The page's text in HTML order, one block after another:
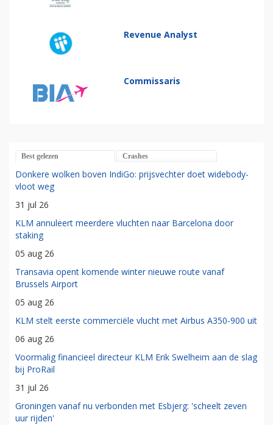
Revenue Analyst
Commissaris
Best gelezen Crashes
Donkere wolken boven IndiGo: prijsvechter doet widebody-
vloot weg
31 jul 26
KLM annuleert meerdere vluchten naar Barcelona door
staking
05 aug 26
Transavia opent komende winter nieuwe route vanaf
Brussels Airport
05 aug 26
KLM stelt eerste commerciële vlucht met Airbus A350-900 uit
06 aug 26
Voormalig financieel directeur KLM Erik Swelheim aan de slag
bij ProRail
31 jul 26
Groningen vanaf nu verbonden met Esbjerg: 'scheelt zeven
uur rijden'